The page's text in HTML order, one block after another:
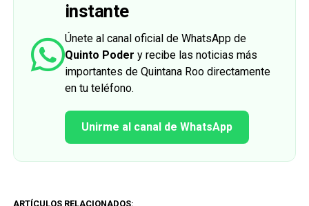
instante
Únete al canal oficial de WhatsApp de
Quinto Poder y recibe las noticias más
importantes de Quintana Roo directamente
en tu teléfono.
Unirme al canal de WhatsApp
ARTÍCULOS RELACIONADOS: